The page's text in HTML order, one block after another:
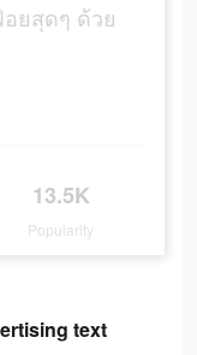
อยสุดๆ ด้วย
13.5K
Popularity
text